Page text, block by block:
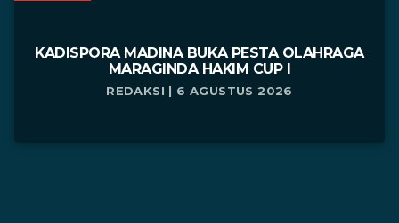
KADISPORA MADINA BUKA PESTA OLAHRAGA
MARAGINDA HAKIM CUP I
REDAKSI | 6 AGUSTUS 2026